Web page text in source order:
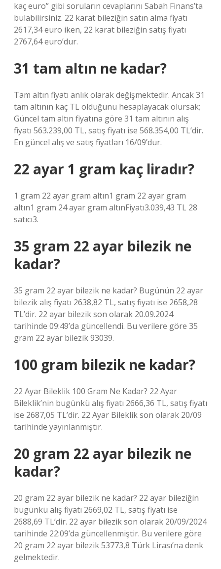
kaç euro” gibi soruların cevaplarını Sabah Finans’ta
bulabilirsiniz. 22 karat bileziğin satın alma fiyatı
2617,34 euro iken, 22 karat bileziğin satış fiyatı
2767,64 euro’dur.
31 tam altın ne kadar?
Tam altın fiyatı anlık olarak değişmektedir. Ancak 31
tam altının kaç TL olduğunu hesaplayacak olursak;
Güncel tam altın fiyatına göre 31 tam altının alış
fiyatı 563.239,00 TL, satış fiyatı ise 568.354,00 TL’dir.
En güncel alış ve satış fiyatları 16/09’dur.
22 ayar 1 gram kaç liradır?
1 gram 22 ayar gram altın1 gram 22 ayar gram
altın1 gram 24 ayar gram altınFiyatı3.039,43 TL 28
satıcı3.
35 gram 22 ayar bilezik ne
kadar?
35 gram 22 ayar bilezik ne kadar? Bugünün 22 ayar
bilezik alış fiyatı 2638,82 TL, satış fiyatı ise 2658,28
TL’dir. 22 ayar bilezik son olarak 20.09.2024
tarihinde 09:49’da güncellendi. Bu verilere göre 35
gram 22 ayar bilezik 93039.
100 gram bilezik ne kadar?
22 Ayar Bileklik 100 Gram Ne Kadar? 22 Ayar
Bileklik’nin bugünkü alış fiyatı 2666,36 TL, satış fiyatı
ise 2687,05 TL’dir. 22 Ayar Bileklik son olarak 20/09
tarihinde yayınlanmıştır.
20 gram 22 ayar bilezik ne
kadar?
20 gram 22 ayar bilezik ne kadar? 22 ayar bileziğin
bugünkü alış fiyatı 2669,02 TL, satış fiyatı ise
2688,69 TL’dir. 22 ayar bilezik son olarak 20/09/2024
tarihinde 22:09’da güncellenmiştir. Bu verilere göre
20 gram 22 ayar bilezik 53773,8 Türk Lirası’na denk
gelmektedir.